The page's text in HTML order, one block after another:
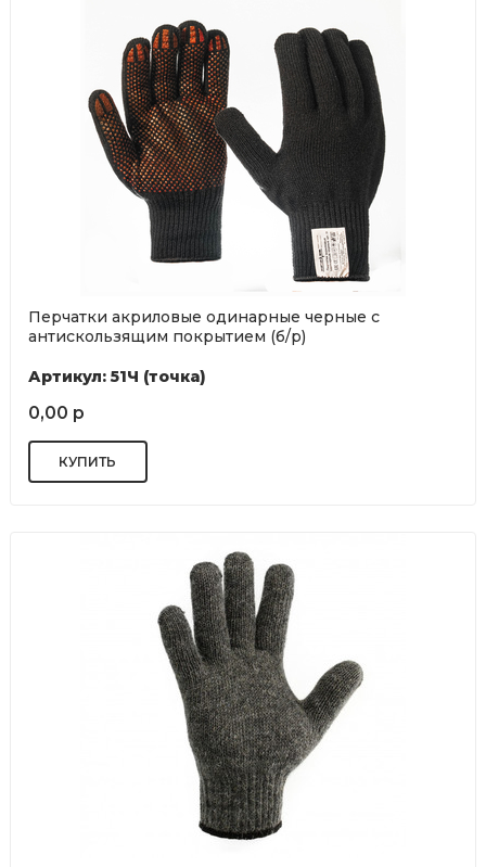
Перчатки акриловые одинарные черные с
антискользящим покрытием (б/р)
Артикул: 51Ч (точка)
0,00 р